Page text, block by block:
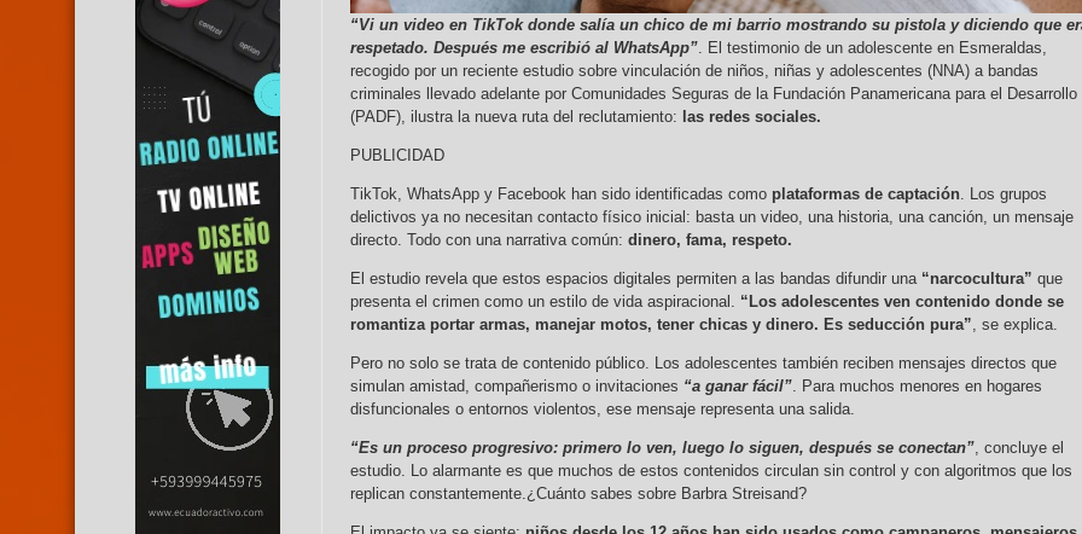
“Vi un video en TikTok donde salía un chico de mi barrio mostrando su pistola y diciendo que
respetado. Después me escribió al WhatsApp”. El testimonio de un adolescente en Esmeraldas,
recogido por un reciente estudio sobre vinculación de niños, niñas y adolescentes (NNA) a bandas
criminales llevado adelante por Comunidades Seguras de la Fundación Panamericana para el Desarrollo
(PADF), ilustra la nueva ruta del reclutamiento: las redes sociales.
PUBLICIDAD
TikTok, WhatsApp y Facebook han sido identificadas como plataformas de captación. Los grupos
delictivos ya no necesitan contacto físico inicial: basta un video, una historia, una canción, un mensaje
directo. Todo con una narrativa común: dinero, fama, respeto.
El estudio revela que estos espacios digitales permiten a las bandas difundir una “narcocultura” que
presenta el crimen como un estilo de vida aspiracional. “Los adolescentes ven contenido donde se
romantiza portar armas, manejar motos, tener chicas y dinero. Es seducción pura”, se explica.
Pero no solo se trata de contenido público. Los adolescentes también reciben mensajes directos que
simulan amistad, compañerismo o invitaciones “a ganar fácil”. Para muchos menores en hogares
disfuncionales o entornos violentos, ese mensaje representa una salida.
“Es un proceso progresivo: primero lo ven, luego lo siguen, después se conectan”, concluye el
estudio. Lo alarmante es que muchos de estos contenidos circulan sin control y con algoritmos que los
replican constantemente.¿Cuánto sabes sobre Barbra Streisand?